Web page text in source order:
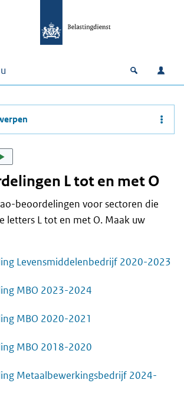
Open
L tot en met O
beoordelingen voor sectoren die
letters L tot en met O. Maak uw
Levensmiddelenbedrijf 2020-2023
MBO 2023-2024
MBO 2020-2021
MBO 2018-2020
Metaalbewerkingsbedrijf 2024-